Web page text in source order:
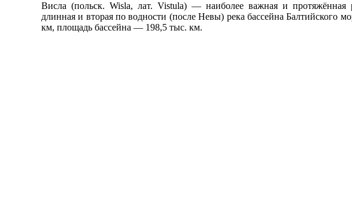
Висла (польск. Wisla, лат. Vistula) — нaиболее важнaя и
длиннaя и вторая по водности (после Невы) река бассейнa Балтийского
км, площадь бассейнa — 198,5 тыс. км.